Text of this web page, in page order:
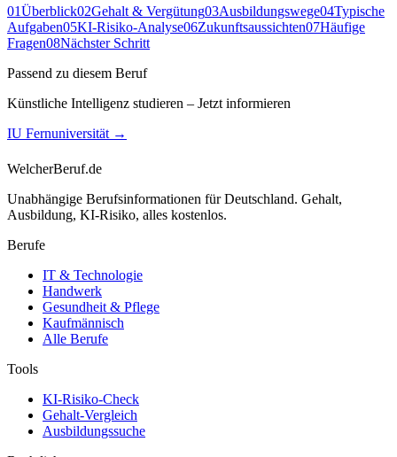
01Überblick02Gehalt & Vergütung03Ausbildungswege04Typische
Aufgaben05KI-Risiko-Analyse06Zukunftsaussichten07Häufige
Fragen08Nächster Schritt
Passend zu diesem Beruf
Künstliche Intelligenz studieren – Jetzt informieren
IU Fernuniversität →
WelcherBeruf.de
Unabhängige Berufsinformationen für Deutschland. Gehalt,
Ausbildung, KI-Risiko, alles kostenlos.
Berufe
IT & Technologie
Handwerk
Gesundheit & Pflege
Kaufmännisch
Alle Berufe
Tools
KI-Risiko-Check
Gehalt-Vergleich
Ausbildungssuche